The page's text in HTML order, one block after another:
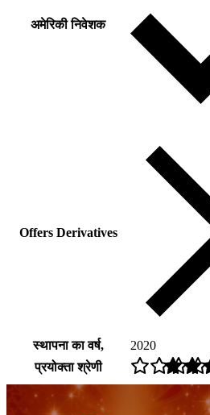
अमेरिकी निवेशक
Offers Derivatives
स्थापना का वर्ष, 2020
प्रयोक्ता श्रेणी